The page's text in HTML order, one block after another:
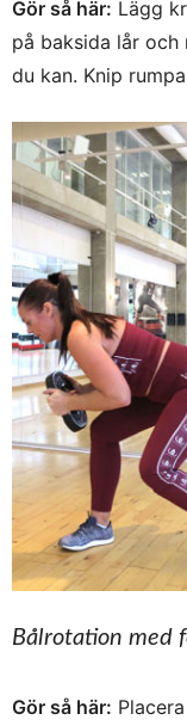
Gör så här: Lägg
på baksida lår
du kan. Knip
Bålrotation med
Gör så här: